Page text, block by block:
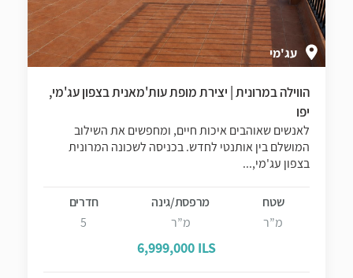
עג'מי
הווילה במרונית | יצירת מופת עות'מאנית בצפון עג'מי,
יפו
לאנשים שאוהבים איכות חיים, ומחפשים את השילוב
המושלם בין אותנטי לחדש. בכניסה לשכונה המרונית
בצפון עג'מי,...
שטח
מ”ר
מרפסת/גינה
מ”ר
חדרים
5
6,999,000 ILS